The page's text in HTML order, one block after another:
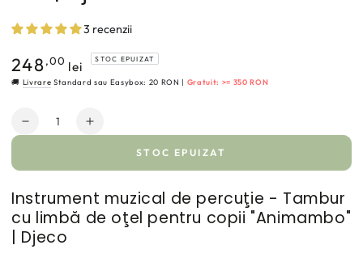
3 recenzii
Preț
normal
248,00 lei
STOC EPUIZAT
🚚 Livrare Standard sau Easybox: 20 RON | Gratuit: >= 350 RON
Cantitate
Reduce
metalică
pentru
copii
-
Crește
metalică
pentru
copii
STOC EPUIZAT
Instrument muzical de percuţie - Tambur
cu limbă de oţel pentru copii "Animambo"
| Djeco